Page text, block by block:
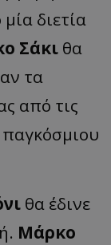
διετία
Σάκι θα
τα
από τις
θα έδινε
Μάρκο